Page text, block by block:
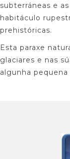
subterráneas e
habitáculo
prehistóricas.
Esta paraxe
glaciares e nas
algunha